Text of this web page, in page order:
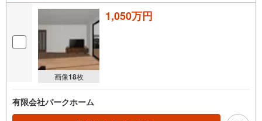
画像18枚
1,050万円
有限会社パークホーム